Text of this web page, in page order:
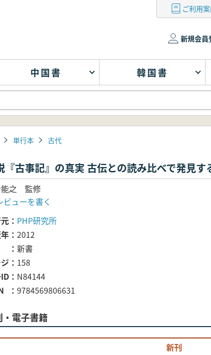
ご利用
新規会員
中国書 韓国書
単行本 古代
『古事記』の真実 古伝との読み比べで発見す
能之 監修
ビューを書く
PHP研究所
2012
新書
158
N84144
9784569806631
・電子書籍
新刊